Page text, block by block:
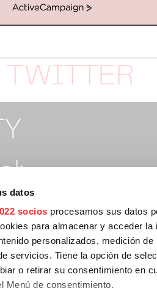
datos
socios procesamos sus datos
para almacenar y acceder
personalizados, medición
servicios. Tiene la opción de
o retirar su consentimiento en
Menú de consentimiento.
TWITTER
ActiveCampaign